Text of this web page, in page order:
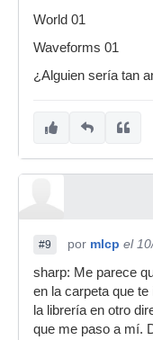
World 01
Waveforms 01
¿Alguien sería tan
#9 por mlcp el
sharp: Me parece
en la carpeta que
la librería en otro
que me paso a mí.